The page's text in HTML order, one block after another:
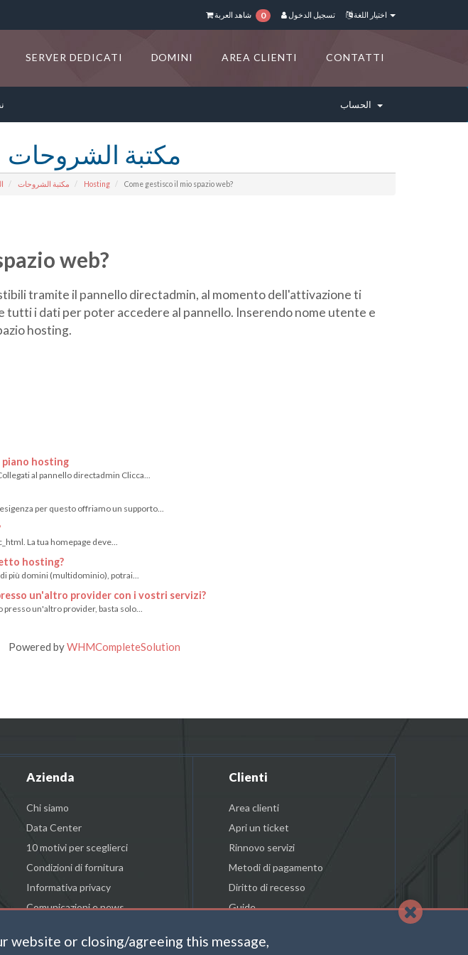
تسجيل الدخول 0
SERVER DEDICATI DOMINI AREA CLIENTI CONTATTI
مكتبة الشروحات
مكتبة الشروحات Hosting Come gestisco il mio spazio web?
web?
tramite il pannello directadmin, al momento dell'attivazione ti
i dati per poter accedere al pannello. Inserendo nome utente e
hosting.
piano hosting
al pannello directadmin Clicca...
per questo offriamo un supporto...
La tua homepage deve...
hosting?
più domini (multidominio), potrai...
un'altro provider con i vostri servizi?
un'altro provider, basta solo...
Powered byWHMCompleteSolution
Azienda
Chi siamo
Data Center
10 motivi per sceglierci
Condizioni di fornitura
Informativa privacy
Comunicazioni e news
Clienti
Area clienti
Apri un ticket
Rinnovo servizi
Metodi di pagamento
Diritto di recesso
Guide
website or closing/agreeing this message,